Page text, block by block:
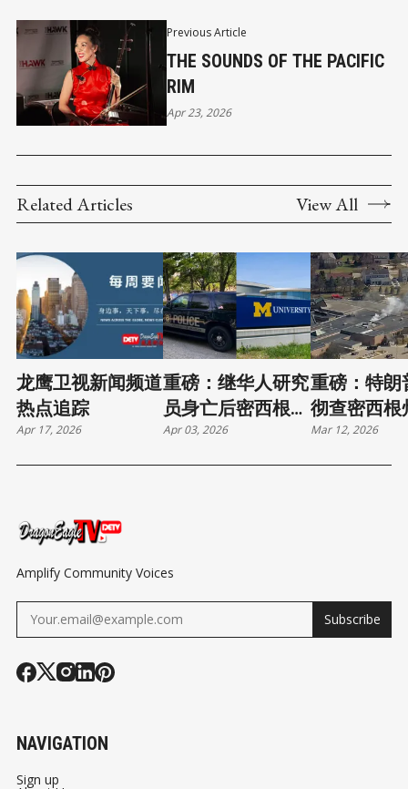
Previous Article
THE SOUNDS OF THE PACIFIC
RIM
Apr 23, 2026
Related Articles View All
龙鹰卫视新闻频道
热点追踪
Apr 17, 2026
重磅：继华人研究
员身亡后密西根大
学工会警告勿与联
Apr 03, 2026
重磅：特朗
彻查密西根
教堂枪击案
Mar 12, 2026
Amplify Community Voices
Subscribe
NAVIGATION
Sign up